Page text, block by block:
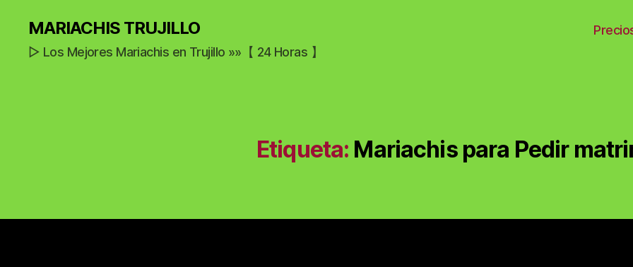
MARIACHIS TRUJILLO
▷ Los Mejores Mariachis en Trujillo »»【 24 Horas 】
Etiqueta: Mariachis para Pedir